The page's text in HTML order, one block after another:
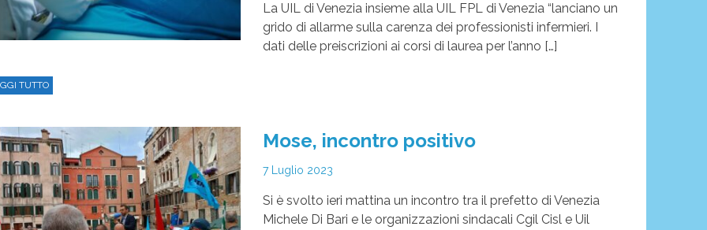
La UIL di Venezia insieme alla UIL FPL di Venezia “lanciano un
grido di allarme sulla carenza dei professionisti infermieri. I
dati delle preiscrizioni ai corsi di laurea per l’anno […]
TUTTO
Mose, incontro positivo
7 Luglio 2023
Si è svolto ieri mattina un incontro tra il prefetto di Venezia
Michele Di Bari e le organizzazioni sindacali Cgil Cisl e Uil